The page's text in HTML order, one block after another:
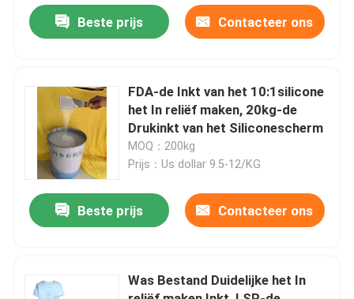
Kwaliteitscontrole
Contacteer ons
Verzoek om een Citaat
Silicone Rubberinkt
In reliëf makende Siliconeinkt
Beste prijs Contacteer ons
FDA-de Inkt van het 10:1silicone
het In reliëf maken, 20kg-de
Drukinkt van het Siliconescherm
MOQ：200kg
Prijs：Us dollar 9.5-12/KG
Beste prijs Contacteer ons
Was Bestand Duidelijke het In